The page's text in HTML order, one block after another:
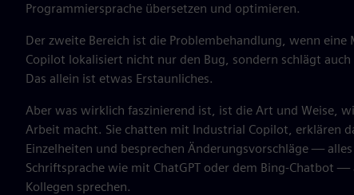
Programmiersprache übersetzen und optimieren.
Der zweite Bereich ist die Problembehandlung, wenn eine
Copilot lokalisiert nicht nur den Bug, sondern schlägt
Das allein ist etwas Erstaunliches.
Aber was wirklich faszinierend ist, ist die Art und Weise,
Arbeit macht. Sie chatten mit Industrial Copilot, erklären
Einzelheiten und besprechen Änderungsvorschläge —
Schriftsprache wie mit ChatGPT oder dem Bing-Chatbot
Kollegen sprechen.